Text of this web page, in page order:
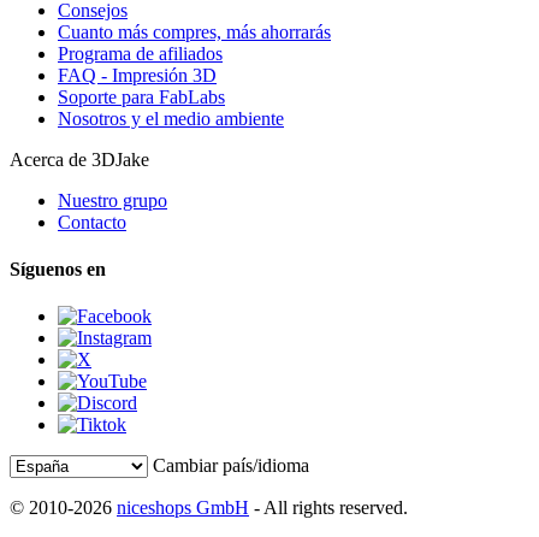
Consejos
Cuanto más compres, más ahorrarás
Programa de afiliados
FAQ - Impresión 3D
Soporte para FabLabs
Nosotros y el medio ambiente
Acerca de 3DJake
Nuestro grupo
Contacto
Síguenos en
Cambiar país/idioma
© 2010-2026 niceshops GmbH - All rights reserved.